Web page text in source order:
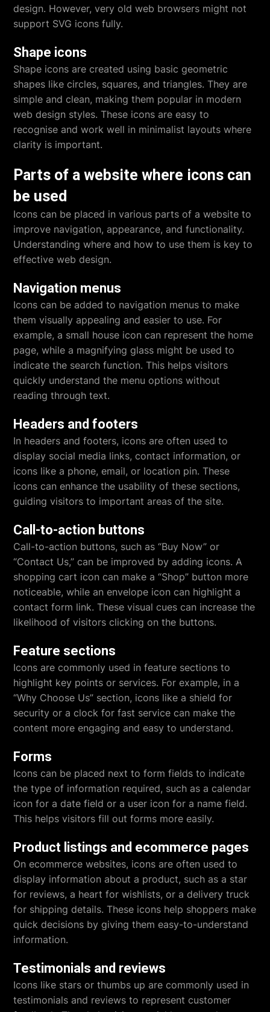
design. However, very old web browsers might not
support SVG icons fully.
Shape icons
Shape icons are created using basic geometric
shapes like circles, squares, and triangles. They are
simple and clean, making them popular in modern
web design styles. These icons are easy to
recognise and work well in minimalist layouts where
clarity is important.
Parts of a website where icons can
be used
Icons can be placed in various parts of a website to
improve navigation, appearance, and functionality.
Understanding where and how to use them is key to
effective web design.
Navigation menus
Icons can be added to navigation menus to make
them visually appealing and easier to use. For
example, a small house icon can represent the home
page, while a magnifying glass might be used to
indicate the search function. This helps visitors
quickly understand the menu options without
reading through text.
Headers and footers
In headers and footers, icons are often used to
display social media links, contact information, or
icons like a phone, email, or location pin. These
icons can enhance the usability of these sections,
guiding visitors to important areas of the site.
Call-to-action buttons
Call-to-action buttons, such as “Buy Now” or
“Contact Us,” can be improved by adding icons. A
shopping cart icon can make a “Shop” button more
noticeable, while an envelope icon can highlight a
contact form link. These visual cues can increase the
likelihood of visitors clicking on the buttons.
Feature sections
Icons are commonly used in feature sections to
highlight key points or services. For example, in a
“Why Choose Us” section, icons like a shield for
security or a clock for fast service can make the
content more engaging and easy to understand.
Forms
Icons can be placed next to form fields to indicate
the type of information required, such as a calendar
icon for a date field or a user icon for a name field.
This helps visitors fill out forms more easily.
Product listings and ecommerce pages
On ecommerce websites, icons are often used to
display information about a product, such as a star
for reviews, a heart for wishlists, or a delivery truck
for shipping details. These icons help shoppers make
quick decisions by giving them easy-to-understand
information.
Testimonials and reviews
Icons like stars or thumbs up are commonly used in
testimonials and reviews to represent customer